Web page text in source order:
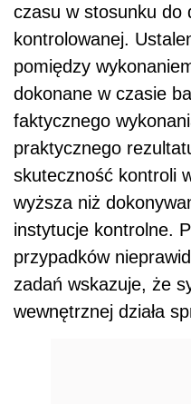
czasu w stosunku do
kontrolowanej.
pomiędzy
dokonane w czasie
faktycznego
praktycznego
skuteczność kontroli
wyższa niż
instytucje kontrolne.
przypadków
zadań wskazuje, że
wewnętrznej działa